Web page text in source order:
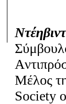
Mέλος
Society